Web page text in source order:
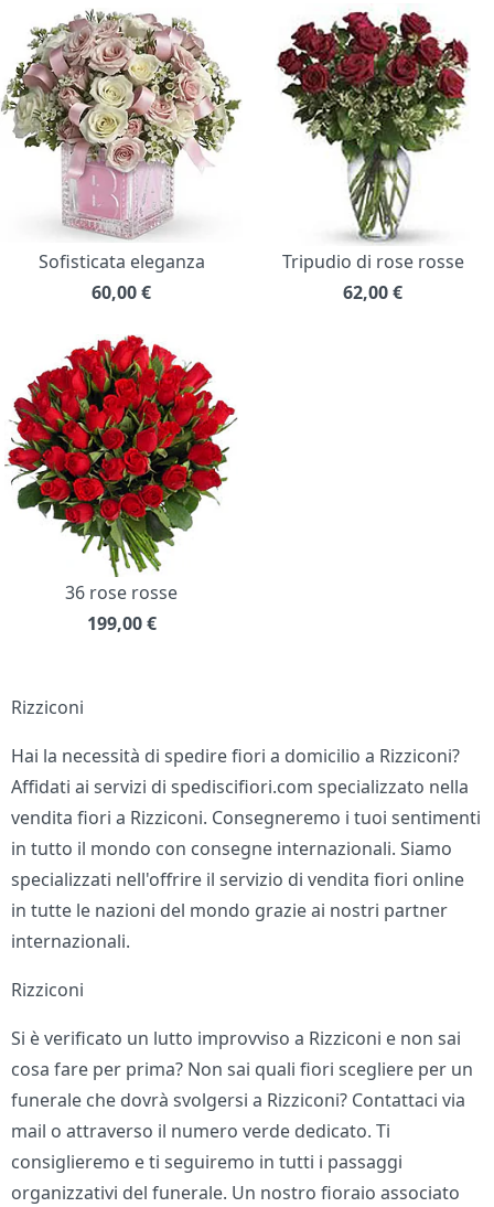
Sofisticata eleganza
60,00€
Tripudio di rose rosse
62,00€
36 rose rosse
199,00 €
Rizziconi
Hai la necessità di spedire fiori a domicilio a Rizziconi?
Affidati ai servizi di spediscifiori.com specializzato nella
vendita fiori a Rizziconi. Consegneremo i tuoi sentimenti
in tutto il mondo con consegne internazionali. Siamo
specializzati nell'offrire il servizio di vendita fiori online
in tutte le nazioni del mondo grazie ai nostri partner
internazionali.
Rizziconi
Si è verificato un lutto improvviso a Rizziconi e non sai
cosa fare per prima? Non sai quali fiori scegliere per un
funerale che dovrà svolgersi a Rizziconi? Contattaci via
mail o attraverso il numero verde dedicato. Ti
consiglieremo e ti seguiremo in tutti i passaggi
organizzativi del funerale. Un nostro fioraio associato